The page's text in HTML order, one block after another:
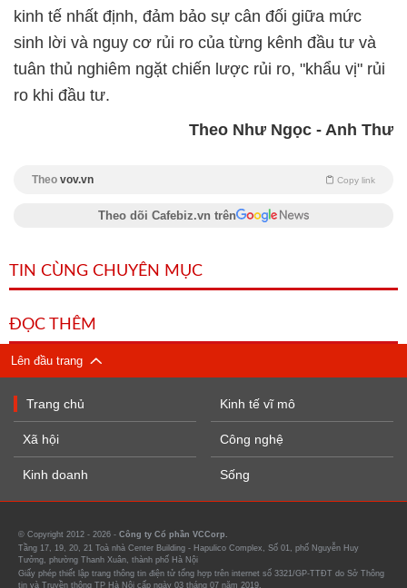
kinh tế nhất định, đảm bảo sự cân đối giữa mức
sinh lời và nguy cơ rủi ro của từng kênh đầu tư và
tuân thủ nghiêm ngặt chiến lược rủi ro, "khẩu vị" rủi
ro khi đầu tư.
Theo Như Ngọc - Anh Thư
Theo vov.vn Copy link
Theo dõi Cafebiz.vn trên
TIN CÙNG CHUYÊN MỤC
ĐỌC THÊM
Lên đầu trang
Trang chủ
Xã hội
Kinh doanh
Kinh tế vĩ mô
Công nghệ
Sống
© Copyright 2012 - 2026 - Công ty Cổ phần VCCorp.
Tầng 17, 19, 20, 21 Toà nhà Center Building - Hapulico Complex, Số 01, phố Nguyễn Huy
Tưởng, phường Thanh Xuân, thành phố Hà Nội
Giấy phép thiết lập trang thông tin điện tử tổng hợp trên internet số 3321/GP-TTĐT do Sở Thông
tin và Truyền thông TP Hà Nội cấp ngày 03 tháng 07 năm 2019.